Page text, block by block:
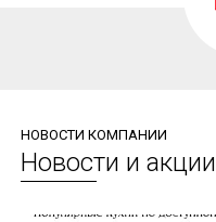
НОВОСТИ КОМПАНИИ
Новости и акции